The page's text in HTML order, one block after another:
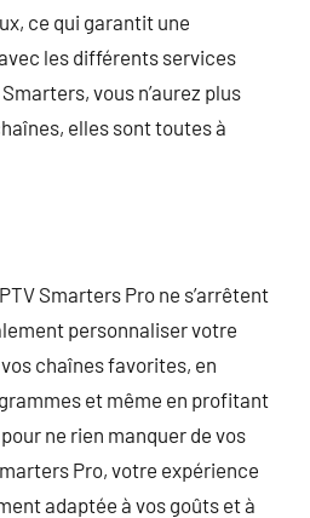
ce qui garantit une
les différents services
vous n’aurez plus
elles sont toutes à
Smarters Pro ne s’arrêtent
personnaliser votre
chaînes favorites, en
et même en profitant
ne rien manquer de vos
Pro, votre expérience
adaptée à vos goûts et à